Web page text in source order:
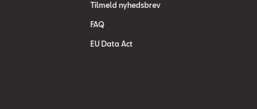
Tilmeld nyhedsbrev
FAQ
EU Data Act